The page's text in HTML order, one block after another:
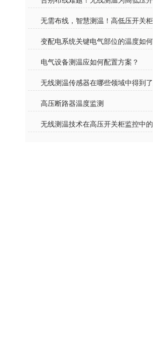
变配电系统关键电气部位的温度如
电气设备测温应如何配置方案？
高压断路器温度监测